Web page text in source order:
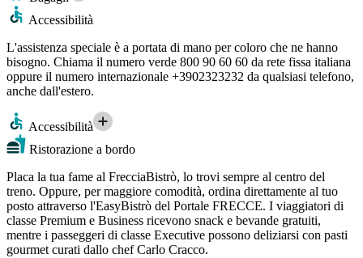
Accessibilità
L'assistenza speciale è a portata di mano per coloro che ne hanno
bisogno. Chiama il numero verde 800 90 60 60 da rete fissa italiana
oppure il numero internazionale +3902323232 da qualsiasi telefono,
anche dall'estero.
Accessibilità
Ristorazione a bordo
Placa la tua fame al FrecciaBistrò, lo trovi sempre al centro del
treno. Oppure, per maggiore comodità, ordina direttamente al tuo
posto attraverso l'EasyBistrò del Portale FRECCE. I viaggiatori di
classe Premium e Business ricevono snack e bevande gratuiti,
mentre i passeggeri di classe Executive possono deliziarsi con pasti
gourmet curati dallo chef Carlo Cracco.